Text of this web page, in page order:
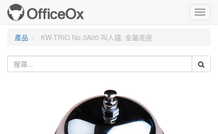
產品
KW-TRIO No.3A00 叫人鐘, 金屬底座